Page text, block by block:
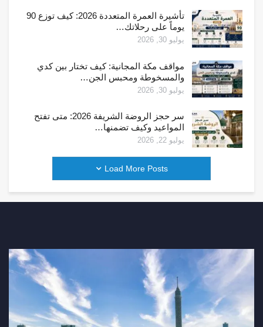
تأشيرة العمرة المتعددة 2026: كيف توزع 90
يوماً على رحلاتك…
يوليو 30, 2026
مواقف مكة المجانية: كيف تختار بين كدي
والمسخوطة ومحبس الجن…
يوليو 30, 2026
سر حجز الروضة الشريفة 2026: متى تفتح
المواعيد وكيف تضمنها…
يوليو 22, 2026
Load More Posts